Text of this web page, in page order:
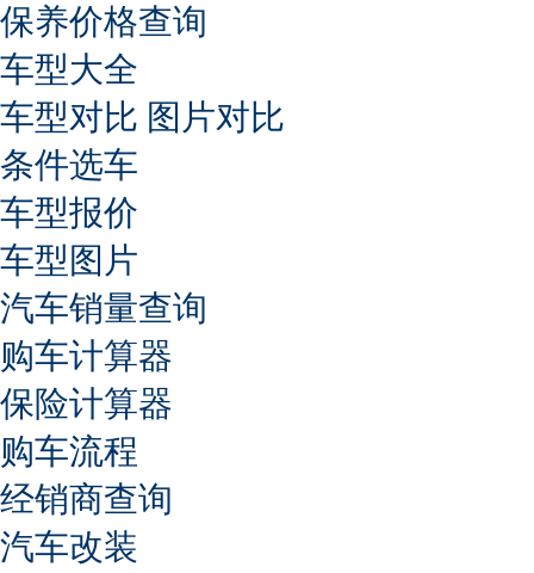
保养价格查询
车型大全
车型对比 图片对比
条件选车
车型报价
车型图片
汽车销量查询
购车计算器
保险计算器
购车流程
经销商查询
汽车改装